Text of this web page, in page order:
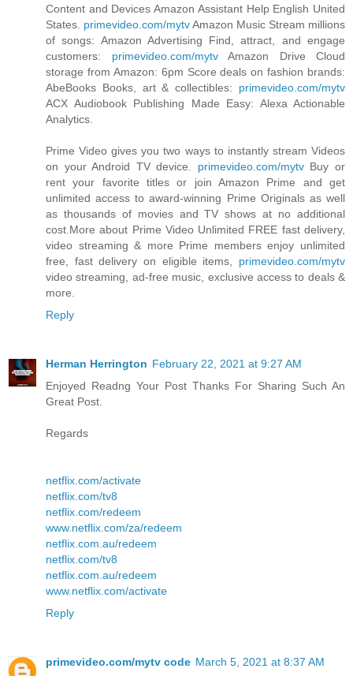
Content and Devices Amazon Assistant Help English United
States. primevideo.com/mytvAmazon Music Stream millions
of songs: Amazon Advertising Find, attract, and engage
customers: primevideo.com/mytvAmazon Drive Cloud
storage from Amazon: 6pm Score deals on fashion brands:
AbeBooks Books, art & collectibles: primevideo.com/mytv
ACX Audiobook Publishing Made Easy: Alexa Actionable
Analytics.
Prime Video gives you two ways to instantly stream Videos
on your Android TV device. primevideo.com/mytvBuy or
rent your favorite titles or join Amazon Prime and get
unlimited access to award-winning Prime Originals as well
as thousands of movies and TV shows at no additional
cost.More about Prime Video Unlimited FREE fast delivery,
video streaming & more Prime members enjoy unlimited
free, fast delivery on eligible items, primevideo.com/mytv
video streaming, ad-free music, exclusive access to deals &
more.
Reply
Herman Herrington February 22, 2021 at 9:27 AM
Enjoyed Readng Your Post Thanks For Sharing Such An
Great Post.
Regards
netflix.com/activate
netflix.com/tv8
netflix.com/redeem
www.netflix.com/za/redeem
netflix.com.au/redeem
netflix.com/tv8
netflix.com.au/redeem
www.netflix.com/activate
Reply
primevideo.com/mytv code March 5, 2021 at 8:37 AM